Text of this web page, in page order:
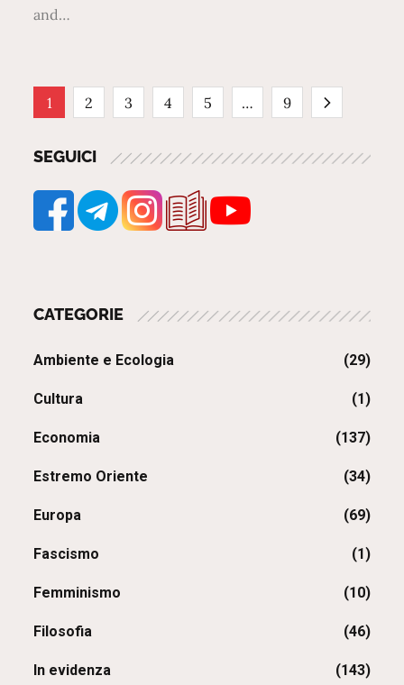
and…
Paginazione
degli
articoli
1 2 3 4 5 … 9
SEGUICI
CATEGORIE
Ambiente e Ecologia (29)
Cultura (1)
Economia (137)
Estremo Oriente (34)
Europa (69)
Fascismo (1)
Femminismo (10)
Filosofia (46)
In evidenza (143)